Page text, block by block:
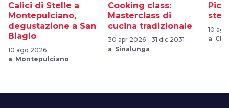
Calici di Stelle a
Montepulciano,
degustazione a San
Biagio
10 ago 2026
a Montepulciano
Cooking class:
Masterclass di
cucina tradizionale
30 apr 2026 - 31 dic 2031
a Sinalunga
10
a